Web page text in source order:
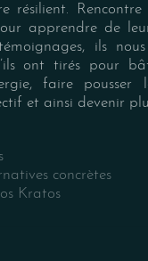
résilient.
apprendre de
ils
ont tirés pour
faire pousser
et ainsi devenir
concrètes
Kratos